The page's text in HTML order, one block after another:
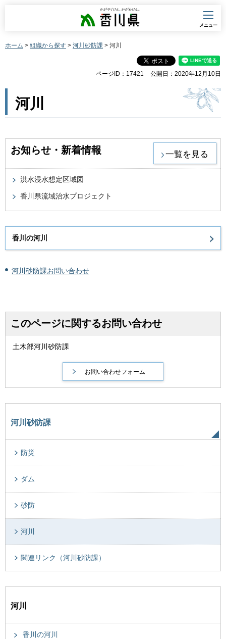
香川県
メニュー
ホーム > 組織から探す > 河川砂防課 > 河川
ページID：17421 公開日：2020年12月10日
河川
お知らせ・新着情報 一覧を見る
洪水浸水想定区域図
香川県流域治水プロジェクト
香川の河川
河川砂防課お問い合わせ
このページに関するお問い合わせ
土木部河川砂防課
河川砂防課
防災
ダム
砂防
河川
関連リンク（河川砂防課）
河川
香川の河川